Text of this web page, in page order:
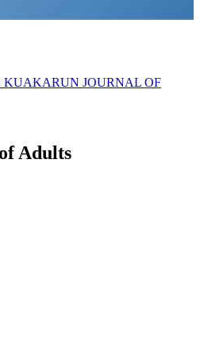
KUAKARUN JOURNAL OF
Adults